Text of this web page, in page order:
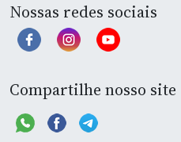
Nossas redes sociais
Compartilhe nosso site